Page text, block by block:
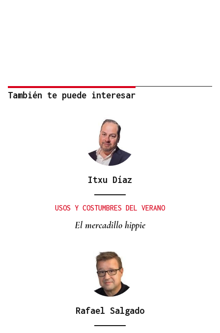
También te puede interesar
Itxu Díaz
USOS Y COSTUMBRES DEL VERANO
El mercadillo hippie
Rafael Salgado